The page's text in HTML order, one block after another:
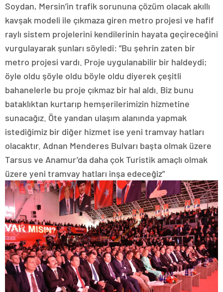
Soydan, Mersin’in trafik sorununa çözüm olacak akıllı
kavşak modeli ile çıkmaza giren metro projesi ve hafif
raylı sistem projelerini kendilerinin hayata geçireceğini
vurgulayarak şunları söyledi: ”Bu şehrin zaten bir
metro projesi vardı. Proje uygulanabilir bir haldeydi;
öyle oldu şöyle oldu böyle oldu diyerek çeşitli
bahanelerle bu proje çıkmaz bir hal aldı. Biz bunu
bataklıktan kurtarıp hemşerilerimizin hizmetine
sunacağız. Öte yandan ulaşım alanında yapmak
istediğimiz bir diğer hizmet ise yeni tramvay hatları
olacaktır. Adnan Menderes Bulvarı başta olmak üzere
Tarsus ve Anamur’da daha çok Turistik amaçlı olmak
üzere yeni tramvay hatları inşa edeceğiz”